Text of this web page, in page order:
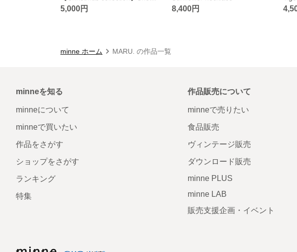
5,000円 8,400円
minne ホーム MARU. の作品一覧
minneを知る
minneについて
minneで買いたい
作品をさがす
ショップをさがす
ランキング
特集
作品販売について
minneで売りたい
食品販売
ヴィンテージ販売
ダウンロード販売
minne PLUS
minne LAB
販売支援企画・イベント